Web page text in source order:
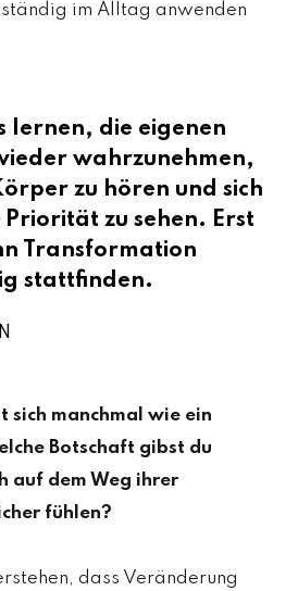
im Alltag anwenden
lernen, die eigenen
wahrzunehmen,
zu hören und sich
Priorität zu sehen. Erst
Transformation
stattfinden.
sich manchmal wie ein
Botschaft gibst du
auf dem Weg ihrer
fühlen?
dass Veränderung